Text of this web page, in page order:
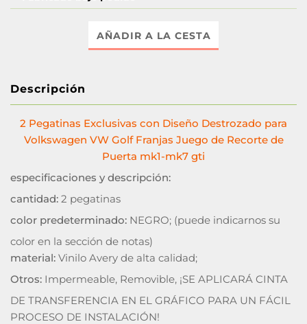
AÑADIR A LA CESTA
Descripción
2 Pegatinas Exclusivas con Diseño Destrozado para
Volkswagen VW Golf Franjas Juego de Recorte de
Puerta mk1-mk7 gti
especificaciones y descripción:
cantidad: 2 pegatinas
color predeterminado: NEGRO; (puede indicarnos su
color en la sección de notas)
material: Vinilo Avery de alta calidad;
Otros: Impermeable, Removible, ¡SE APLICARÁ CINTA
DE TRANSFERENCIA EN EL GRÁFICO PARA UN FÁCIL
PROCESO DE INSTALACIÓN!